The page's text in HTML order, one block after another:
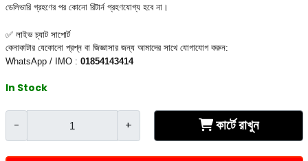
ডেলিভারি গ্রহণের পর কোনো রিটার্ন গ্রহণযোগ্য হবে না।
✅ লাইভ চ্যাট সাপোর্ট
কেনাকাটার যেকোনো প্রশ্ন বা জিজ্ঞাসার জন্য আমাদের সাথে যোগাযোগ করুন:
WhatsApp / IMO : 01854143414
In Stock
- + কার্টে রাখুন